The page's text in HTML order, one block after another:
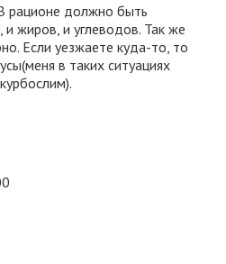
рационе должно быть
жиров, и углеводов. Так же
Если уезжаете куда-то, то
в таких ситуациях